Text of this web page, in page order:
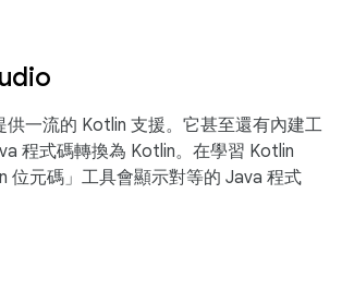
供一流的 Kotlin 支援。它甚至還有內建工
程式碼轉換為 Kotlin。在學習 Kotlin
位元碼」工具會顯示對等的 Java 程式